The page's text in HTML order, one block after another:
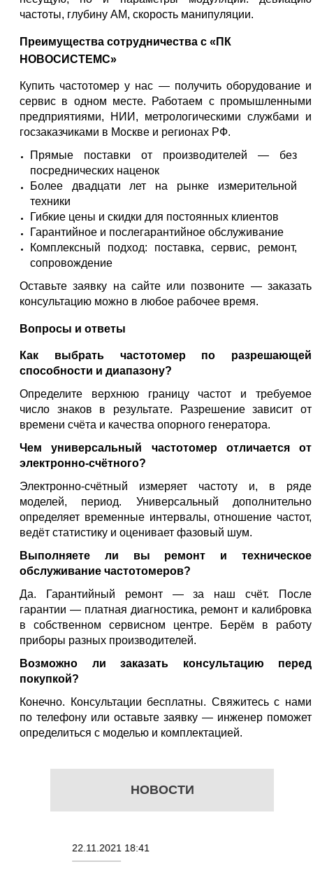
НОВОСТИ
22.11.2021 18:41
частоты, глубину АМ, скорость манипуляции.
Преимущества сотрудничества с «ПК
НОВОСИСТЕМС»
Купить частотомер у нас — получить оборудование и
сервис в одном месте. Работаем с промышленными
предприятиями, НИИ, метрологическими службами и
госзаказчиками в Москве и регионах РФ.
Прямые поставки от производителей — без
посреднических наценок
Более двадцати лет на рынке измерительной
техники
Гибкие цены и скидки для постоянных клиентов
Гарантийное и послегарантийное обслуживание
Комплексный подход: поставка, сервис, ремонт,
сопровождение
Оставьте заявку на сайте или позвоните — заказать
консультацию можно в любое рабочее время.
Вопросы и ответы
Как выбрать частотомер по разрешающей
способности и диапазону?
Определите верхнюю границу частот и требуемое
число знаков в результате. Разрешение зависит от
времени счёта и качества опорного генератора.
Чем универсальный частотомер отличается от
электронно-счётного?
Электронно-счётный измеряет частоту и, в ряде
моделей, период. Универсальный дополнительно
определяет временные интервалы, отношение частот,
ведёт статистику и оценивает фазовый шум.
Выполняете ли вы ремонт и техническое
обслуживание частотомеров?
Да. Гарантийный ремонт — за наш счёт. После
гарантии — платная диагностика, ремонт и калибровка
в собственном сервисном центре. Берём в работу
приборы разных производителей.
Возможно ли заказать консультацию перед
покупкой?
Конечно. Консультации бесплатны. Свяжитесь с нами
по телефону или оставьте заявку — инженер поможет
определиться с моделью и комплектацией.